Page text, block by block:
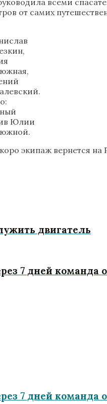
от самих
Юлии
экипаж вернется
двигатель
7 дней команда
7 дней команда